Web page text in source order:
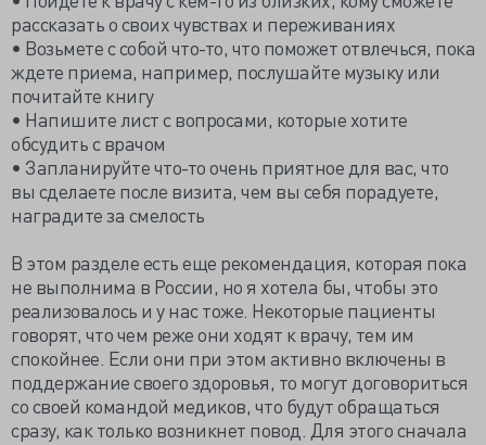
рассказать о своих чувствах и переживаниях
• Возьмете с собой что-то, что поможет отвлечься, пока
ждете приема, например, послушайте музыку или
почитайте книгу
• Напишите лист с вопросами, которые хотите
обсудить с врачом
• Запланируйте что-то очень приятное для вас, что
вы сделаете после визита, чем вы себя порадуете,
наградите за смелость
В этом разделе есть еще рекомендация, которая пока
не выполнима в России, но я хотела бы, чтобы это
реализовалось и у нас тоже. Некоторые пациенты
говорят, что чем реже они ходят к врачу, тем им
спокойнее. Если они при этом активно включены в
поддержание своего здоровья, то могут договориться
со своей командой медиков, что будут обращаться
сразу, как только возникнет повод. Для этого сначала